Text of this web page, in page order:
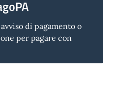
di pagamento o
per pagare con